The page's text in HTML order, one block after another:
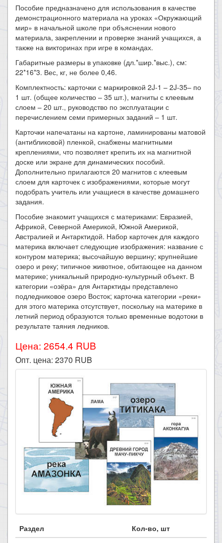
Пособие предназначено для использования в качестве
демонстрационного материала на уроках «Окружающий
мир» в начальной школе при объяснении нового
материала, закреплении и проверке знаний учащихся, а
также на викторинах при игре в командах.
Габаритные размеры в упаковке (дл.*шир.*выс.), см:
22*16*3. Вес, кг, не более 0,46.
Комплектность: карточки с маркировкой 2J-1 – 2J-35– по
1 шт. (общее количество – 35 шт.), магниты с клеевым
слоем – 20 шт., руководство по эксплуатации с
перечислением семи примерных заданий – 1 шт.
Карточки напечатаны на картоне, ламинированы матовой
(антибликовой) пленкой, снабжены магнитными
креплениями, что позволяет крепить их на магнитной
доске или экране для динамических пособий.
Дополнительно прилагаются 20 магнитов с клеевым
слоем для карточек с изображениями, которые могут
подобрать учитель или учащиеся в качестве домашнего
задания.
Пособие знакомит учащихся с материками: Евразией,
Африкой, Северной Америкой, Южной Америкой,
Австралией и Антарктидой. Набор карточек для каждого
материка включает следующие изображения: название с
контуром материка; высочайшую вершину; крупнейшие
озеро и реку; типичное животное, обитающее на данном
материке; уникальный природно-культурный объект. В
категории «озёра» для Антарктиды представлено
подледниковое озеро Восток; карточка категории «реки»
для этого материка отсутствует, поскольку на материке в
летний период образуются только временные водотоки в
результате таяния ледников.
Цена: 2654.4 RUB
Опт. цена: 2370 RUB
Раздел
Кол-во, шт